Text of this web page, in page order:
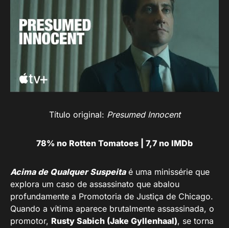
Título original: Presumed Innocent
78% no Rotten Tomatoes | 7,7 no IMDb
Acima de Qualquer Suspeitaé uma minissérie que
explora um caso de assassinato que abalou
profundamente a Promotoria de Justiça de Chicago.
Quando a vítima aparece brutalmente assassinada, o
promotor, Rusty Sabich (Jake Gyllenhaal), se torna